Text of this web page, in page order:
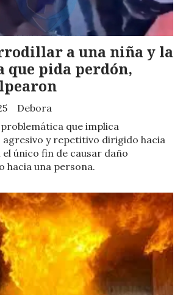
a una niña y la
que pida perdón,
Debora
problemática que implica
y repetitivo dirigido hacia
único fin de causar daño
hacia una persona.